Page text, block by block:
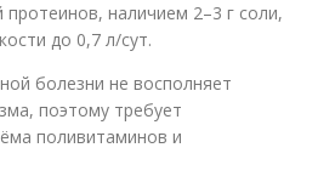
наличием 2–3 г соли,
до 0,7 л/сут.
болезни не восполняет
поэтому требует
поливитаминов и